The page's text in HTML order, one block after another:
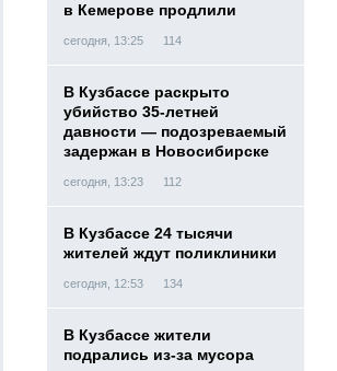
в Кемерове продлили
сегодня, 13:25 114
В Кузбассе раскрыто
убийство 35-летней
давности — подозреваемый
задержан в Новосибирске
сегодня, 13:23 112
В Кузбассе 24 тысячи
жителей ждут поликлиники
сегодня, 12:53 134
В Кузбассе жители
подрались из-за мусора